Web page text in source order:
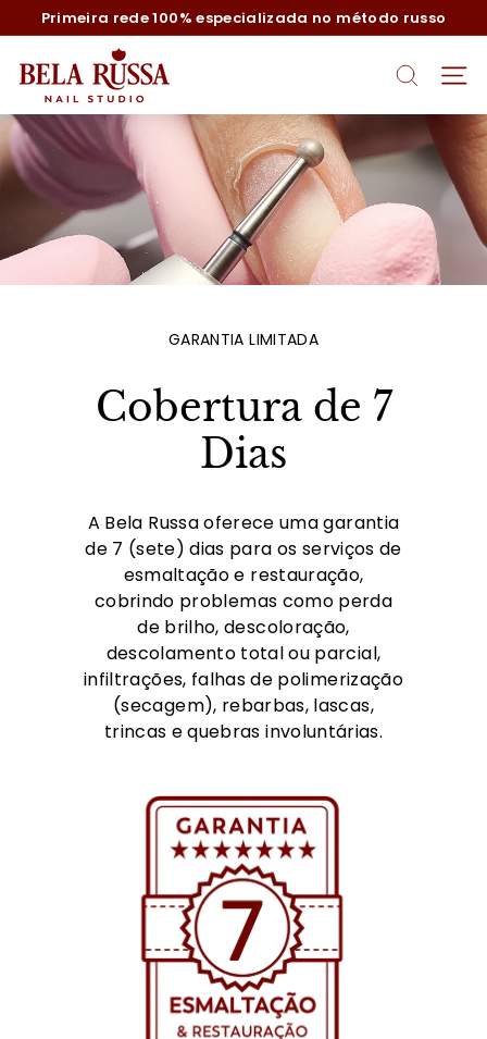
para
Conteúdo
slideshow
Primeira rede 100% especializada no método russo
B
e
l
a
R
u
s
PESQUISA
GARANTIA LIMITADA
Cobertura de 7
Dias
A Bela Russa oferece uma garantia
de 7 (sete) dias para os serviços de
esmaltação e restauração,
cobrindo problemas como perda
de brilho, descoloração,
descolamento total ou parcial,
infiltrações, falhas de polimerização
(secagem), rebarbas, lascas,
trincas e quebras involuntárias.